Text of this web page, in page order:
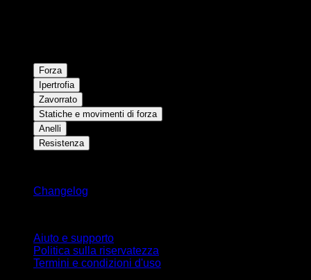
Forza
Ipertrofia
Zavorrato
Statiche e movimenti di forza
Anelli
Resistenza
Changelog
Aiuto e supporto
Politica sulla riservatezza
Termini e condizioni d'uso